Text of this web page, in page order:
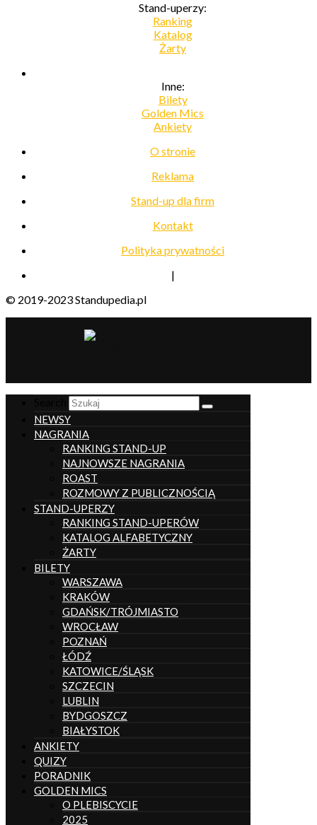
Stand-uperzy:
Ranking
Katalog
Żarty
Inne:
Bilety
Golden Mics
Ankiety
O stronie
Reklama
Stand-up dla firm
Kontakt
Polityka prywatności
|
© 2019-2023 Standupedia.pl
NEWSY
NAGRANIA
RANKING STAND-UP
NAJNOWSZE NAGRANIA
ROAST
ROZMOWY Z PUBLICZNOŚCIĄ
STAND-UPERZY
RANKING STAND-UPERÓW
KATALOG ALFABETYCZNY
ŻARTY
BILETY
WARSZAWA
KRAKÓW
GDAŃSK/TRÓJMIASTO
WROCŁAW
POZNAŃ
ŁÓDŹ
KATOWICE/ŚLĄSK
SZCZECIN
LUBLIN
BYDGOSZCZ
BIAŁYSTOK
ANKIETY
QUIZY
PORADNIK
GOLDEN MICS
O PLEBISCYCIE
2025